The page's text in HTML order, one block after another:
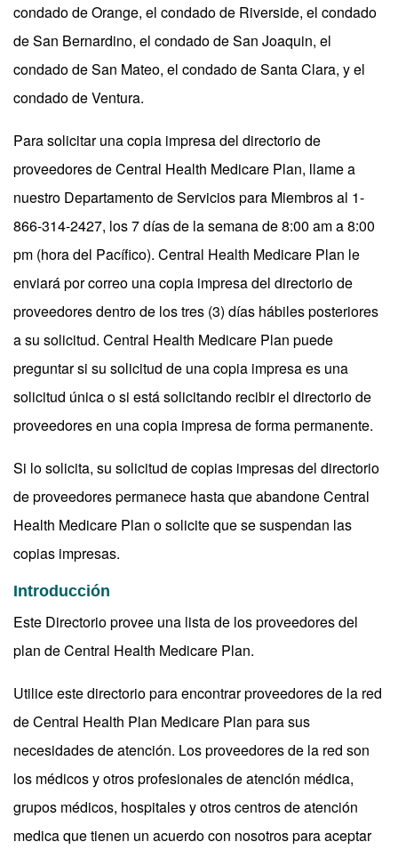
condado de Orange, el condado de Riverside, el condado
de San Bernardino, el condado de San Joaquin, el
condado de San Mateo, el condado de Santa Clara, y el
condado de Ventura.
Para solicitar una copia impresa del directorio de
proveedores de Central Health Medicare Plan, llame a
nuestro Departamento de Servicios para Miembros al 1-
866-314-2427, los 7 días de la semana de 8:00 am a 8:00
pm (hora del Pacífico). Central Health Medicare Plan le
enviará por correo una copia impresa del directorio de
proveedores dentro de los tres (3) días hábiles posteriores
a su solicitud. Central Health Medicare Plan puede
preguntar si su solicitud de una copia impresa es una
solicitud única o si está solicitando recibir el directorio de
proveedores en una copia impresa de forma permanente.
Si lo solicita, su solicitud de copias impresas del directorio
de proveedores permanece hasta que abandone Central
Health Medicare Plan o solicite que se suspendan las
copias impresas.
Introducción
Este Directorio provee una lista de los proveedores del
plan de Central Health Medicare Plan.
Utilice este directorio para encontrar proveedores de la red
de Central Health Plan Medicare Plan para sus
necesidades de atención. Los proveedores de la red son
los médicos y otros profesionales de atención médica,
grupos médicos, hospitales y otros centros de atención
medica que tienen un acuerdo con nosotros para aceptar